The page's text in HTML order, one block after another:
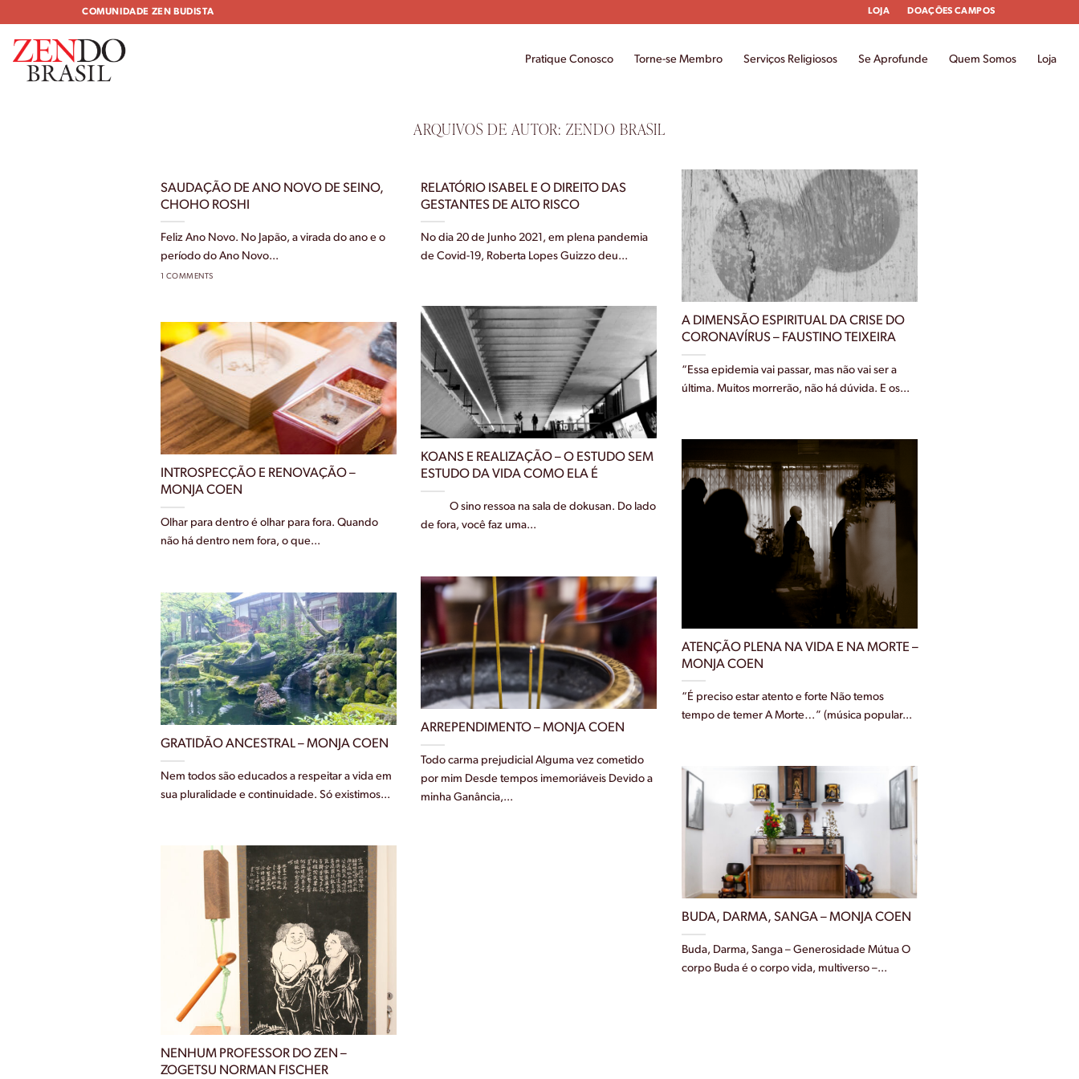
content
COMUNIDADE ZEN BUDISTA LOJA DOAÇÕES CAMPOS
Pratique Conosco Torne-se Membro Serviços Religiosos Se Aprofunde Quem Somos Loja
ARQUIVOS DE AUTOR:ZENDO BRASIL
SAUDAÇÃO DE ANO NOVO DE SEINO,
CHOHO ROSHI
Feliz Ano Novo. No Japão, a virada do ano e o
período do Ano Novo...
1 COMMENTS
RELATÓRIO ISABEL E O DIREITO DAS
GESTANTES DE ALTO RISCO
No dia 20 de Junho 2021, em plena pandemia
de Covid-19, Roberta Lopes Guizzo deu...
A DIMENSÃO ESPIRITUAL DA CRISE DO
CORONAVÍRUS – FAUSTINO TEIXEIRA
“Essa epidemia vai passar, mas não vai ser a
última. Muitos morrerão, não há dúvida. E os...
KOANS E REALIZAÇÃO – O ESTUDO SEM
ESTUDO DA VIDA COMO ELA É
O sino ressoa na sala de dokusan. Do lado
de fora, você faz uma...
INTROSPECÇÃO E RENOVAÇÃO –
MONJA COEN
Olhar para dentro é olhar para fora. Quando
não há dentro nem fora, o que...
ATENÇÃO PLENA NA VIDA E NA MORTE –
MONJA COEN
“É preciso estar atento e forte Não temos
tempo de temer A Morte…” (música popular...
ARREPENDIMENTO – MONJA COEN
Todo carma prejudicial Alguma vez cometido
por mim Desde tempos imemoriáveis Devido a
minha Ganância,...
GRATIDÃO ANCESTRAL – MONJA COEN
Nem todos são educados a respeitar a vida em
sua pluralidade e continuidade. Só existimos...
BUDA, DARMA, SANGA – MONJA COEN
Buda, Darma, Sanga – Generosidade Mútua O
corpo Buda é o corpo vida, multiverso –...
NENHUM PROFESSOR DO ZEN –
ZOGETSU NORMAN FISCHER